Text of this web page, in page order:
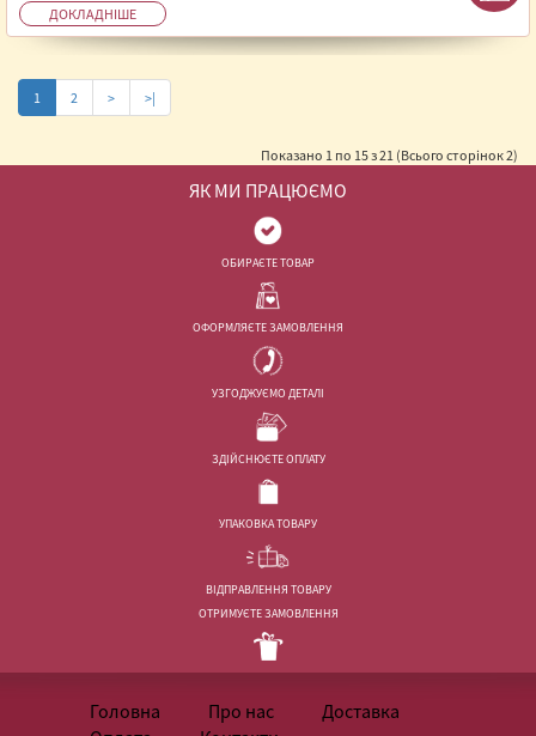
ДОКЛАДНІШЕ
1 2 > >|
Показано 1 по 15 з 21 (Всього сторінок 2)
ЯК МИ ПРАЦЮЄМО
ОБИРАЄТЕ ТОВАР
ОФОРМЛЯЄТЕ ЗАМОВЛЕННЯ
УЗГОДЖУЄМО ДЕТАЛІ
ЗДІЙСНЮЄТЕ ОПЛАТУ
УПАКОВКА ТОВАРУ
ВІДПРАВЛЕННЯ ТОВАРУ
ОТРИМУЄТЕ ЗАМОВЛЕННЯ
Головна Про нас
Доставка